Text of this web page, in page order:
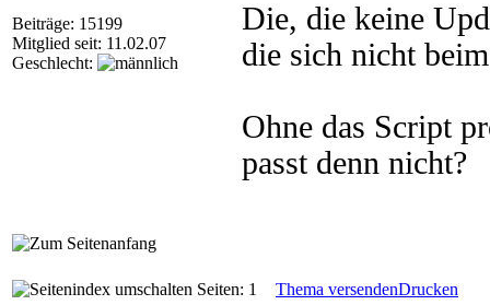
Beiträge: 15199
Mitglied seit: 11.02.07
Geschlecht:
Die, die keine
die sich nicht
Ohne das Script
passt denn nicht?
Seiten: 1 Thema versendenDrucken